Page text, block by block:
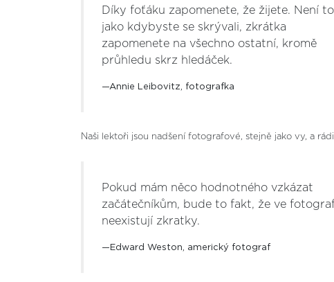
Díky foťáku zapomenete, že žijete. Není to
jako kdybyste se skrývali, zkrátka
zapomenete na všechno ostatní, kromě
průhledu skrz hledáček.
Annie Leibovitz, fotografka
Naši lektoři jsou nadšení fotografové, stejně jako vy, a
Pokud mám něco hodnotného vzkázat
začátečníkům, bude to fakt, že ve
neexistují zkratky.
Edward Weston, americký fotograf